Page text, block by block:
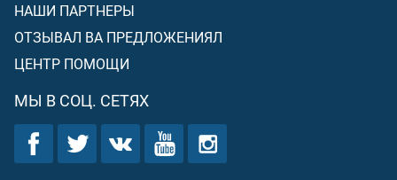
НАШИ ПАРТНЕРЫ
ОТЗЫВАЛ ВА ПРЕДЛОЖЕНИЯЛ
ЦЕНТР ПОМОЩИ
МЫ В СОЦ. СЕТЯХ